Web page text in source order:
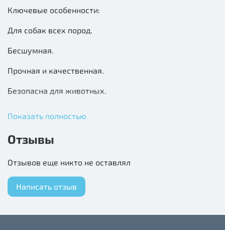
Ключевые особенности:
Для собак всех пород.
Бесшумная.
Прочная и качественная.
Безопасна для животных.
и ткани.
При нажатии не издает звуков, поэтому подходит для
нервных и пугливых питомцев.
Может использоваться для активных игр с питомцем
Показать полностью
Отзывы
Отзывов еще никто не оставлял
Написать отзыв